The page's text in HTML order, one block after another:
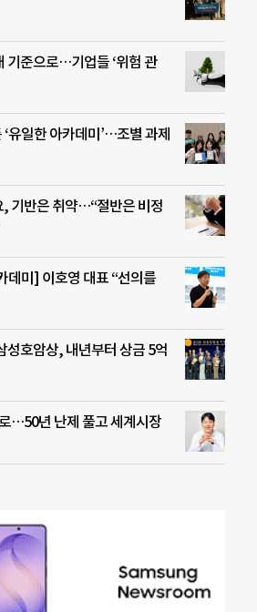
기준으로…기업들 ‘위험 관
유일한 아카데미’…조별 과제
, 기반은 취약…“절반은 비정
데미] 이호영 대표 “선의를
성호암상, 내년부터 상금 5억
…50년 난제 풀고 세계시장